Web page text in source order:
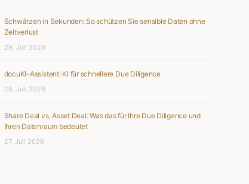
Schwärzen in Sekunden: So schützen Sie sensible Daten ohne
Zeitverlust
29. Juli 2026
docuKI-Assistent: KI für schnellere Due Diligence
28. Juli 2026
Share Deal vs. Asset Deal: Was das für Ihre Due Diligence und
Ihren Datenraum bedeutet
27. Juli 2026